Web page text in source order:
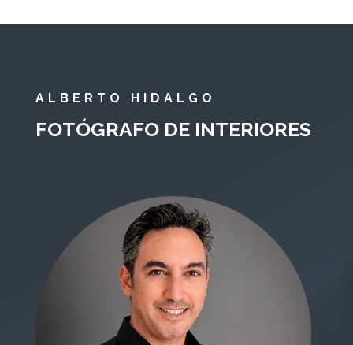
ALBERTO HIDALGO
FOTÓGRAFO DE INTERIORES